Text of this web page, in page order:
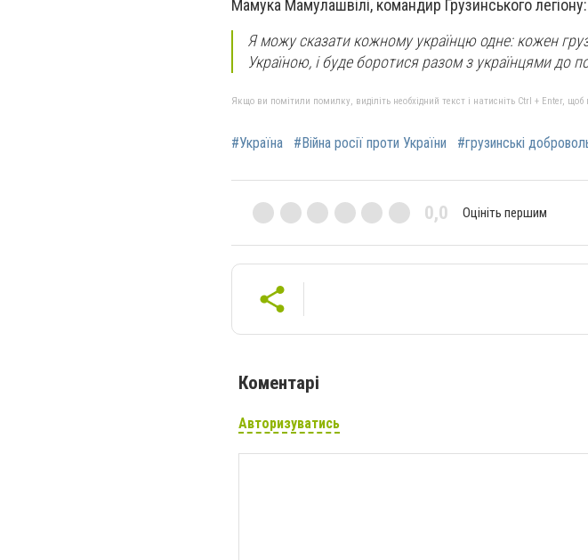
Мамука Мамулашвілі, командир Грузинського легіону:
Я можу сказати кожному українцю одне: кожен
Україною, і буде боротися разом з українцями до
Якщо ви помітили помилку, виділіть необхідний текст і натисніть Ctrl + Enter,
#Україна #Війна росії проти України #грузинські
0,0 Оцініть першим
Коментарі
Авторизуватись